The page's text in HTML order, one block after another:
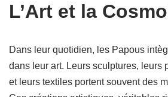
L’Art et la
Dans leur quotidien, les Papous
dans leur art. Leurs sculptures, leurs
et leurs textiles portent souvent des